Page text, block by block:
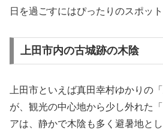
日を過ごすにはぴったりのスポット
上田市内の古城跡の木陰
上田市といえば真田幸村ゆかりの
が、観光の中心地から少し外れた
アは、静かで木陰も多く避暑地と